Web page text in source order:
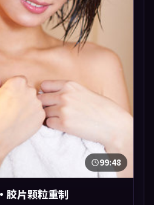
99:48
片颗粒重制